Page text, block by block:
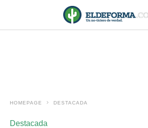
HOMEPAGE DESTACADA
Destacada